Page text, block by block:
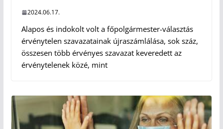
2024.06.17.
Alapos és indokolt volt a főpolgármester-választás
érvénytelen szavazatainak újraszámlálása, sok száz,
összesen több érvényes szavazat keveredett az
érvénytelenek közé, mint